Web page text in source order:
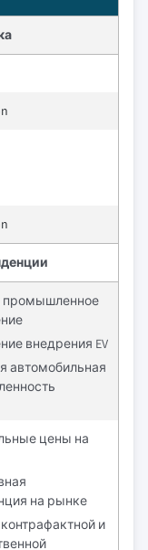
промышленное
внедрения EV
автомобильная
цены на
на рынке
и